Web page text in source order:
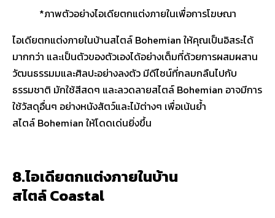
*ภาพตัวอย่างไอเดียตกแต่งภายในเพื่อการโฆษณา
ไอเดียตกแต่งภายในบ้านสไตล์ Bohemian ให้คุณเป็นอิสระได้
มากกว่า และเป็นตัวของตัวเองได้อย่างเต็มที่ด้วยการผสมผสาน
วัฒนธรรมมและศิลปะอย่างลงตัว มีดีไซน์ที่กลมกลืนไปกับ
ธรรมชาติ มักใช้สีสดๆ และลวดลายสไตล์ Bohemian อาจมีการ
ใช้วัสดุอื่นๆ อย่างหนังสัตว์และไม้ต่างๆ เพื่อเน้นย้ำ
สไตล์ Bohemian ให้โดดเด่นยิ่งขึ้น
8.ไอเดียตกแต่งภายในบ้าน
สไตล์ Coastal